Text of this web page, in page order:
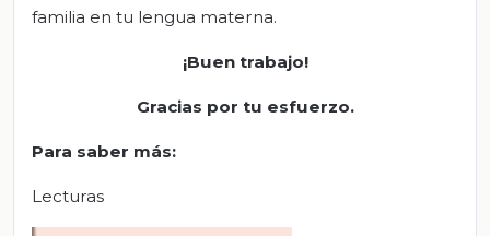
familia en tu lengua materna.
¡Buen trabajo!
Gracias por tu esfuerzo.
Para saber más:
Lecturas